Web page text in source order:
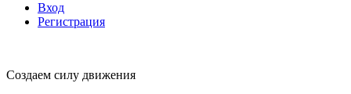
Вход
Регистрация
Создаем силу движения